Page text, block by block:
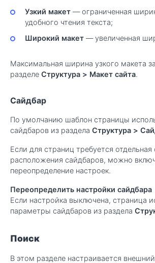
Узкий макет— ограниченная
удобного чтения текста;
Широкий макет— увеличенная
Максимальная ширина узкого макета
разделе Структура > Макет сайта.
Сайдбар
По умолчанию шаблон страницы
сайдбаров из раздела Структура >
Если для страниц требуется отдельная
расположения сайдбаров, можно
переопределение настроек.
Переопределить настройки сайдбара
Если настройка выключена, страница
параметры сайдбаров из раздела
Поиск
В этом разделе настраивается